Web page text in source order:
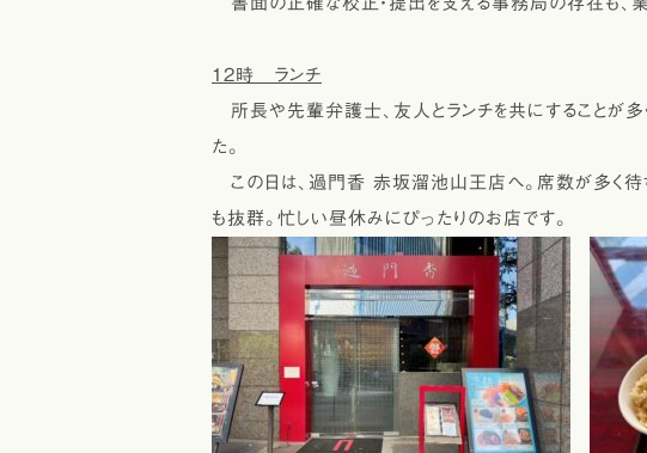
12時 ランチ
所長や先輩弁護士、友人とランチを共にすることが多
た。
この日は、過門香 赤坂溜池山王店へ。席数が多く待
も抜群。忙しい昼休みにぴったりのお店です。